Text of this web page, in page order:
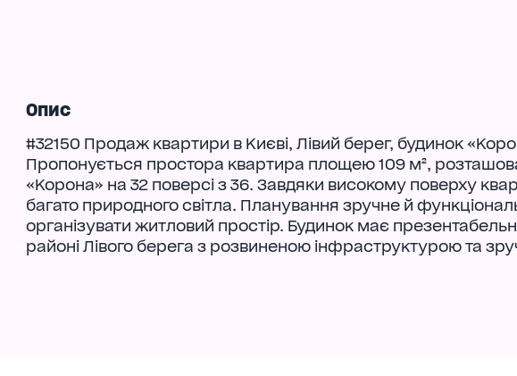
Опис
#32150 Продаж квартири в Києві, Лівий берег, будинок
Пропонується простора квартира площею 109 м²,
«Корона» на 32 поверсі з 36. Завдяки високому поверху
багато природного світла. Планування зручне й
організувати житловий простір. Будинок має
районі Лівого берега з розвиненою інфраструктурою та